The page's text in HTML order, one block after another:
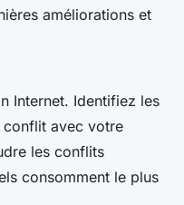
améliorations et
Internet. Identifiez les
conflit avec votre
les conflits
consomment le plus